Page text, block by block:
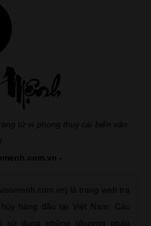
tử vi phong thuỷ cải biến vận
-
là trang web tra
hàng đầu tại Việt Nam. Các
sử dụng những phương pháp